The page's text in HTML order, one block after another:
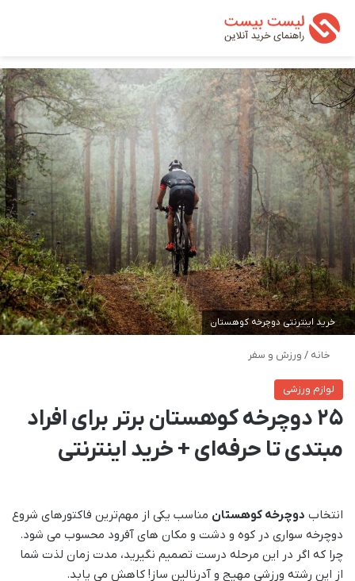
خرید اینترنتی دوچرخه کوهستان
خانه / ورزش و سفر
لوازم ورزشی
25 دوچرخه کوهستان برتر برای افراد
مبتدی تا حرفه‌ای + خرید اینترنتی
انتخاب دوچرخه کوهستان مناسب یکی از مهم‌ترین فاکتورهای شروع
دوچرخه سواری در کوه و دشت و مکان های آفرود محسوب می شود.
چرا که اگر در این مرحله درست تصمیم نگیرید، مدت زمان لذت شما
از این رشته ورزشی مهیج و آدرنالین ساز! کاهش می یابد.